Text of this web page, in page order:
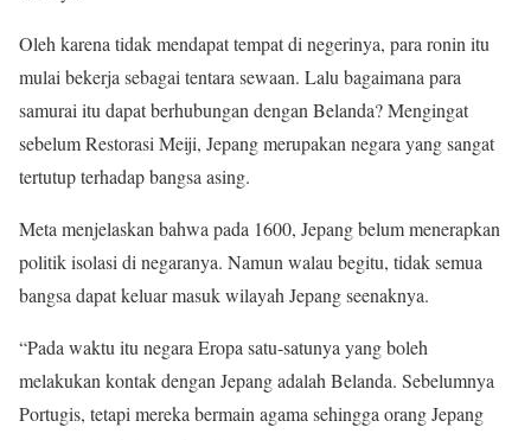
Oleh karena tidak mendapat tempat di negerinya, para ronin itu
mulai bekerja sebagai tentara sewaan. Lalu bagaimana para
samurai itu dapat berhubungan dengan Belanda? Mengingat
sebelum Restorasi Meiji, Jepang merupakan negara yang sangat
tertutup terhadap bangsa asing.
Meta menjelaskan bahwa pada 1600, Jepang belum menerapkan
politik isolasi di negaranya. Namun walau begitu, tidak semua
bangsa dapat keluar masuk wilayah Jepang seenaknya.
“Pada waktu itu negara Eropa satu-satunya yang boleh
melakukan kontak dengan Jepang adalah Belanda. Sebelumnya
Portugis, tetapi mereka bermain agama sehingga orang Jepang